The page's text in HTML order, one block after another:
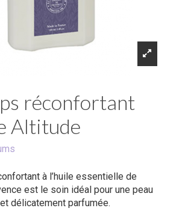
réconfortant
Altitude
à l’huile essentielle de
est le soin idéal pour une peau
délicatement parfumée.